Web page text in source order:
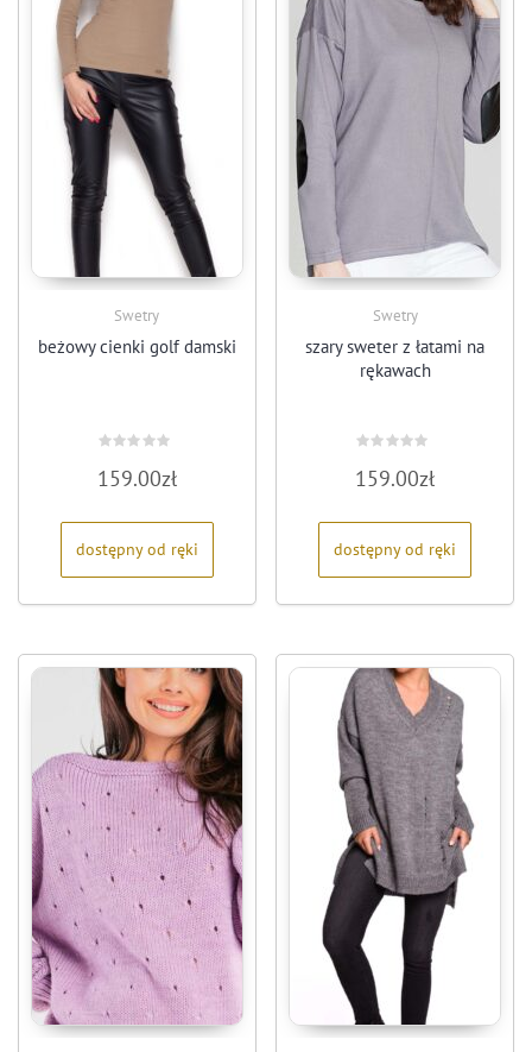
Swetry
beżowy cienki golf damski
0
na
159.00zł
dostępny od ręki
Swetry
szary sweter z łatami na
rękawach
0
na
159.00zł
dostępny od ręki